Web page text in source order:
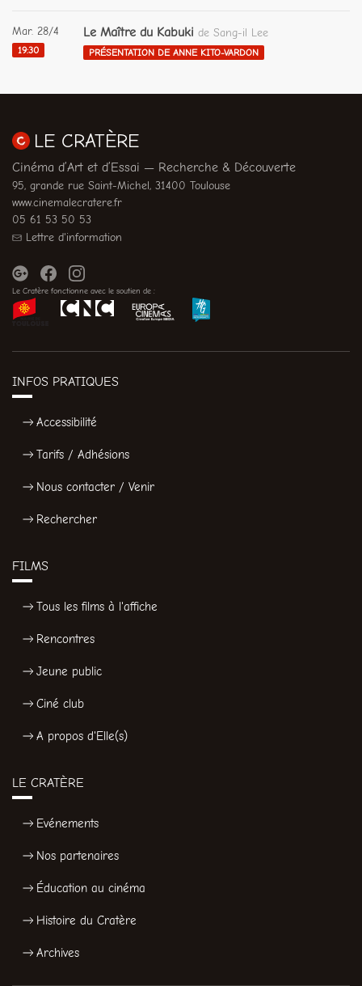
Mar. 28/4
19:30
Le Maître du Kabuki de Sang-il Lee
PRÉSENTATION DE ANNE KITO-VARDON
LE CRATÈRE
Cinéma d’Art et d’Essai — Recherche & Découverte
95, grande rue Saint-Michel, 31400 Toulouse
www.cinemalecratere.fr
05 61 53 50 53
Lettre d'information
Le Cratère fonctionne avec le soutien de :
INFOS PRATIQUES
Accessibilité
Tarifs / Adhésions
Nous contacter / Venir
Rechercher
FILMS
Tous les films à l'affiche
Rencontres
Jeune public
Ciné club
A propos d'Elle(s)
LE CRATÈRE
Evénements
Nos partenaires
Éducation au cinéma
Histoire du Cratère
Archives